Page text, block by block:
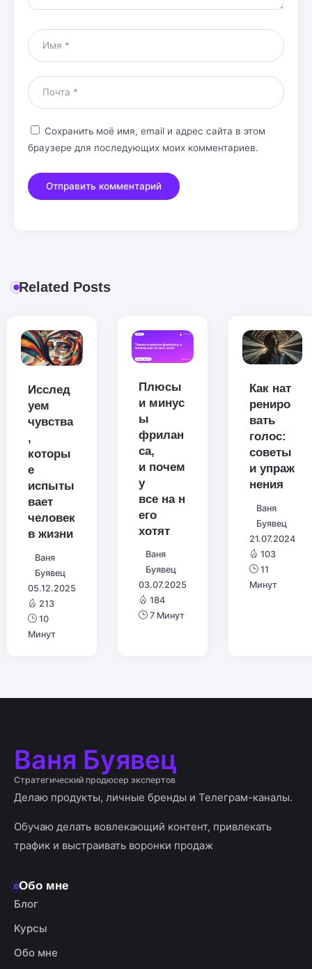
Сохранить моё имя, email и адрес сайта в этом
браузере для последующих моих комментариев.
Related Posts
Исслед
уем
чувства
,
которы
е
испыты
вает
человек
в жизни
Ваня
Буявец
05.12.2025
213
10
Минут
Плюсы
и минус
ы
фрилан
са,
и почем
у
все на н
его
хотят
Ваня
Буявец
03.07.2025
184
7 Минут
Как нат
рениро
вать
голос:
советы
и упраж
нения
Ваня
Буявец
21.07.2024
103
11
Минут
Ваня Буявец
Стратегический продюсер экспертов
Делаю продукты, личные бренды и Телеграм-каналы.
Обучаю делать вовлекающий контент, привлекать
трафик и выстраивать воронки продаж
Обо мне
Блог
Курсы
Обо мне